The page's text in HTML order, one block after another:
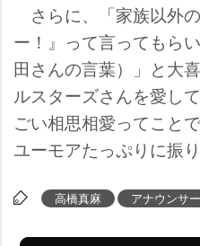
さらに、「家族以外
ー！』って言ってもら
田さんの言葉）」と大
ルスターズさんを愛し
ごい相思相愛ってこと
ユーモアたっぷりに振り
高橋真麻 アナウンサー